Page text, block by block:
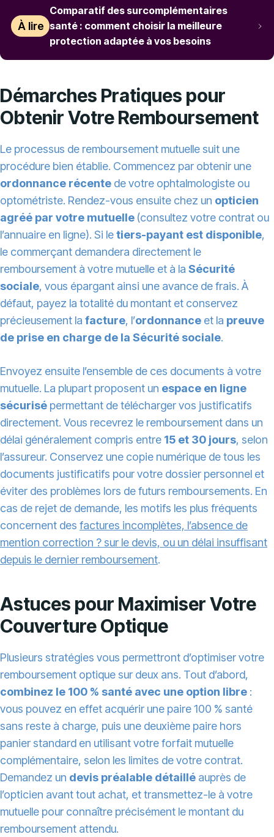
À lire
Comparatif des surcomplémentaires
santé : comment choisir la meilleure
protection adaptée à vos besoins
Démarches Pratiques pour
Obtenir Votre Remboursement
Le processus de remboursement mutuelle suit une
procédure bien établie. Commencez par obtenir une
ordonnance récente de votre ophtalmologiste ou
optométriste. Rendez-vous ensuite chez un opticien
agréé par votre mutuelle (consultez votre contrat ou
l’annuaire en ligne). Si letiers-payant est disponible,
le commerçant demandera directement le
remboursement à votre mutuelle et à la Sécurité
sociale, vous épargant ainsi une avance de frais. À
défaut, payez la totalité du montant et conservez
précieusement la facture, l’ordonnance et la preuve
de prise en charge de la Sécurité sociale.
Envoyez ensuite l’ensemble de ces documents à votre
mutuelle. La plupart proposent un espace en ligne
sécurisé permettant de télécharger vos justificatifs
directement. Vous recevrez le remboursement dans un
délai généralement compris entre 15 et 30 jours, selon
l’assureur. Conservez une copie numérique de tous les
documents justificatifs pour votre dossier personnel et
éviter des problèmes lors de futurs remboursements. En
cas de rejet de demande, les motifs les plus fréquents
concernent des factures incomplètes, l’absence de
mention correction ? sur le devis, ou un délai insuffisant
depuis le dernier remboursement.
Astuces pour Maximiser Votre
Couverture Optique
Plusieurs stratégies vous permettront d’optimiser votre
remboursement optique sur deux ans. Tout d’abord,
combinez le 100 % santé avec une option libre :
vous pouvez en effet acquérir une paire 100 % santé
sans reste à charge, puis une deuxième paire hors
panier standard en utilisant votre forfait mutuelle
complémentaire, selon les limites de votre contrat.
Demandez un devis préalable détaillé auprès de
l’opticien avant tout achat, et transmettez-le à votre
mutuelle pour connaître précisément le montant du
remboursement attendu.